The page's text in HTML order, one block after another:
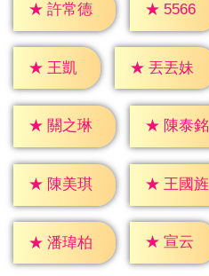
★ 許常德 ★ 5566
★ 王凱 ★ 丟丟妹
★ 關之琳 ★ 陳泰銘
★ 陳美琪 ★ 王國旌
★ 潘瑋柏 ★ 宣云